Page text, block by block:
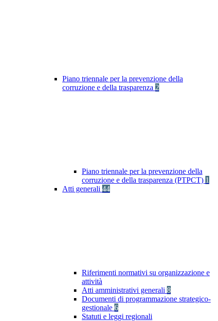
Piano triennale per la prevenzione della
corruzione e della trasparenza 2
Piano triennale per la prevenzione della
corruzione e della trasparenza (PTPCT) 1
Atti generali 44
Riferimenti normativi su organizzazione e
attività
Atti amministrativi generali 8
Documenti di programmazione strategico-
gestionale 6
Statuti e leggi regionali